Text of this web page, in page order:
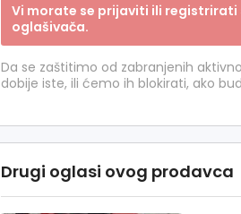
Vi morate se prijaviti ili
oglašivača.
Da se zaštitimo od zabranjenih
dobije iste, ili ćemo ih blokirati, ako
Drugi oglasi ovog prodavca